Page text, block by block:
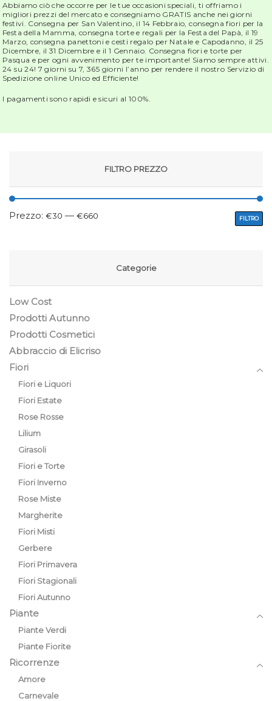
Abbiamo ciò che occorre per le tue occasioni speciali, ti offriamo i
migliori prezzi del mercato e consegniamo GRATIS anche nei giorni
festivi. Consegna per San Valentino, il 14 Febbraio, consegna fiori per la
Festa della Mamma, consegna torte e regali per la Festa del Papà, il 19
Marzo, consegna panettoni e cesti regalo per Natale e Capodanno, il 25
Dicembre, il 31 Dicembre e il 1 Gennaio. Consegna fiori e torte per
Pasqua e per ogni avvenimento per te importante! Siamo sempre attivi.
24 su 24! 7 giorni su 7, 365 giorni l’anno per rendere il nostro Servizio di
Spedizione online Unico ed Efficiente!
I pagamenti sono rapidi e sicuri al 100%.
FILTRO PREZZO
FILTRO
Prezzo: €30 — €660
Categorie
Low Cost
Prodotti Autunno
Prodotti Cosmetici
Abbraccio di Elicriso
Fiori
Fiori e Liquori
Fiori Estate
Rose Rosse
Lilium
Girasoli
Fiori e Torte
Fiori Inverno
Rose Miste
Margherite
Fiori Misti
Gerbere
Fiori Primavera
Fiori Stagionali
Fiori Autunno
Piante
Piante Verdi
Piante Fiorite
Ricorrenze
Amore
Carnevale